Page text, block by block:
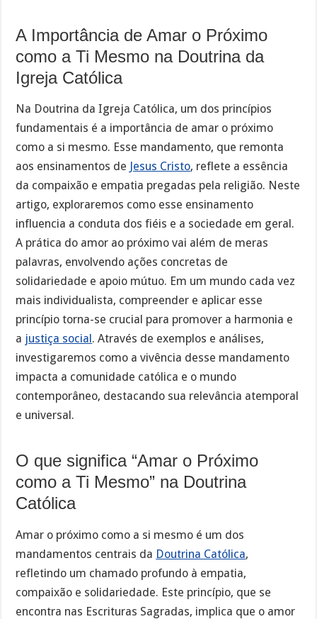
A Importância de Amar o Próximo
como a Ti Mesmo na Doutrina da
Igreja Católica
Na Doutrina da Igreja Católica, um dos princípios
fundamentais é a importância de amar o próximo
como a si mesmo. Esse mandamento, que remonta
aos ensinamentos de Jesus Cristo, reflete a essência
da compaixão e empatia pregadas pela religião. Neste
artigo, exploraremos como esse ensinamento
influencia a conduta dos fiéis e a sociedade em geral.
A prática do amor ao próximo vai além de meras
palavras, envolvendo ações concretas de
solidariedade e apoio mútuo. Em um mundo cada vez
mais individualista, compreender e aplicar esse
princípio torna-se crucial para promover a harmonia e
a justiça social . Através de exemplos e análises,
investigaremos como a vivência desse mandamento
impacta a comunidade católica e o mundo
contemporâneo, destacando sua relevância atemporal
e universal.
O que significa “Amar o Próximo
como a Ti Mesmo” na Doutrina
Católica
Amar o próximo como a si mesmo é um dos
mandamentos centrais da Doutrina Católica,
refletindo um chamado profundo à empatia,
compaixão e solidariedade. Este princípio, que se
encontra nas Escrituras Sagradas, implica que o amor